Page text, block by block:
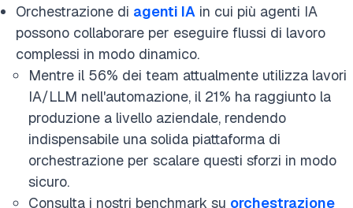
Orchestrazione di agenti IA in cui più agenti IA
possono collaborare per eseguire flussi di lavoro
complessi in modo dinamico.
Mentre il 56% dei team attualmente utilizza lavori
IA/LLM nell'automazione, il 21% ha raggiunto la
produzione a livello aziendale, rendendo
indispensabile una solida piattaforma di
orchestrazione per scalare questi sforzi in modo
sicuro.
Consulta i nostri benchmark su orchestrazione